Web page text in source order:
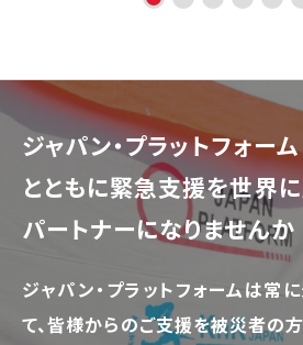
ジャパン・プラットフォーム
とともに緊急支援を世界
パートナーになりませんか
ジャパン・プラットフォームは常
て、皆様からのご支援を被災者の